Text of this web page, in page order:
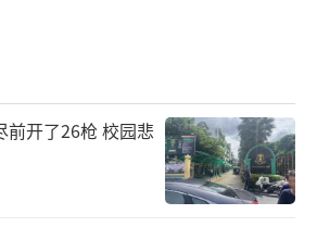
16日，赤壁市人民法院一审判
导黑社会性质组织罪等7个罪
期徒刑16年6个月，并处没收
余 14名被告分别被判处有期
前开了26枪 校园悲